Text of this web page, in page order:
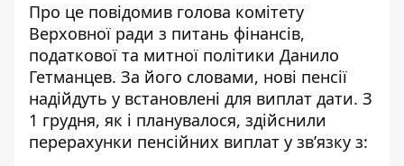
Про це повідомив голова комітету
Верховної ради з питань фінансів,
податкової та митної політики Данило
Гетманцев. За його словами, нові пенсії
надійдуть у встановлені для виплат дати. З
1 грудня, як і планувалося, здійснили
перерахунки пенсійних виплат у зв’язку з: